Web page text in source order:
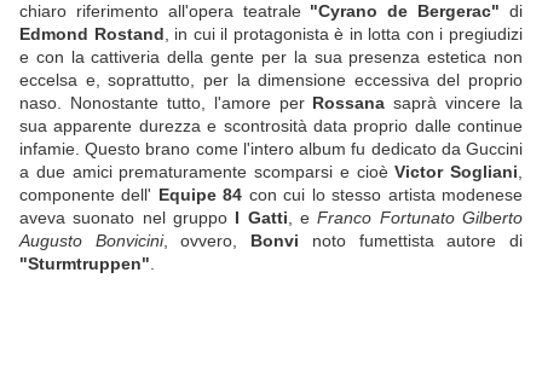
chiaro riferimento all'opera teatrale "Cyrano de Bergerac" di
Edmond Rostand , in cui il protagonista è in lotta con i pregiudizi
e con la cattiveria della gente per la sua presenza estetica non
eccelsa e, soprattutto, per la dimensione eccessiva del proprio
naso. Nonostante tutto, l'amore per Rossana saprà vincere la
sua apparente durezza e scontrosità data proprio dalle continue
infamie. Questo brano come l'intero album fu dedicato da Guccini
a due amici prematuramente scomparsi e cioèVictor Sogliani
componente dell' Equipe 84 con cui lo stesso artista modenese
aveva suonato nel gruppo I Gatti , eFranco Fortunato Gilberto
Augusto Bonvicini, ovvero, Bonvi noto fumettista autore di
"Sturmtruppen"